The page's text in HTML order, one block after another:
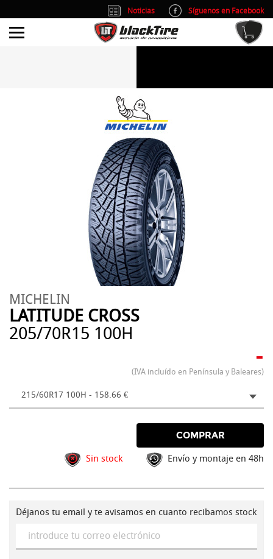
MICHELIN
LATITUDE CROSS
205/70R15 100H
-
(IVA incluído en Península y Baleares)
215/60R17 100H - 158.66 €
COMPRAR
Sin stock Envío y montaje en 48h
Déjanos tu email y te avisamos en cuanto recibamos stock
Noticias
Síguenos en Facebook
info@blacktire.es
Atención al cliente: L/V 9:00-14:00 y 15:00-19:00